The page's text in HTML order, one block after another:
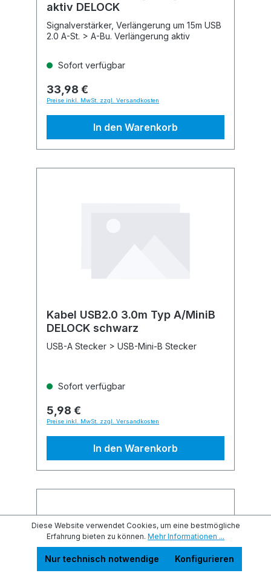
aktiv DELOCK
Signalverstärker, Verlängerung um 15m USB
2.0 A-St. > A-Bu. Verlängerung aktiv
Sofort verfügbar
33,98 €
Preise inkl. MwSt. zzgl. Versandkosten
In den Warenkorb
Kabel USB2.0 3.0m Typ A/MiniB
DELOCK schwarz
USB-A Stecker > USB-Mini-B Stecker
Sofort verfügbar
5,98 €
Preise inkl. MwSt. zzgl. Versandkosten
In den Warenkorb
Diese Website verwendet Cookies, um eine bestmögliche
Erfahrung bieten zu können. Mehr Informationen ...
Nur technisch notwendige Konfigurieren